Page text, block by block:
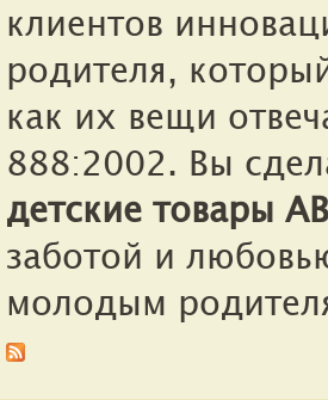
клиентов
родителя,
как их вещи
888:2002. Вы
детские товары
заботой и
молодым